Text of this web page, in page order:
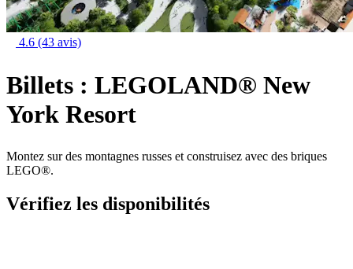
4.6 (43 avis)
Billets : LEGOLAND® New
York Resort
Montez sur des montagnes russes et construisez avec des briques
LEGO®.
Vérifiez les disponibilités